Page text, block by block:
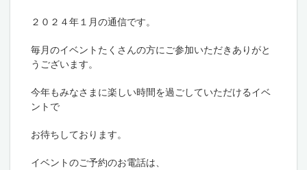
２０２４年１月の通信です。
毎月のイベントたくさんの方にご参加いただきありがと
うございます。
今年もみなさまに楽しい時間を過ごしていただけるイベ
ントで
お待ちしております。
イベントのご予約のお電話は、